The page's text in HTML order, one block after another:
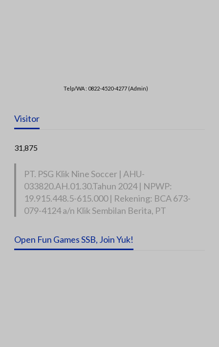
Telp/WA : 0822-4520-4277 (Admin)
Visitor
31,875
PT. PSG Klik Nine Soccer | AHU-
033820.AH.01.30.Tahun 2024 | NPWP:
19.915.448.5-615.000 | Rekening: BCA 673-
079-4124 a/n Klik Sembilan Berita, PT
Open Fun Games SSB, Join Yuk!